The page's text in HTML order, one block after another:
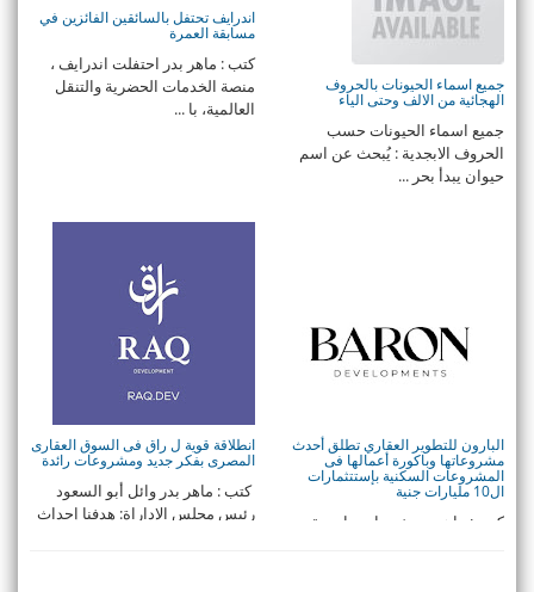
جميع اسماء الحيونات بالحروف
الهجائية من الالف وحتى الياء
جميع اسماء الحيونات حسب
الحروف الابجدية : يُبحث عن اسم
حيوان يبدأ بحر ...
اندرايف تحتفل بالسائقين الفائزين في
مسابقة العمرة
كتب : ماهر بدر احتفلت اندرايف ،
منصة الخدمات الحضرية والتنقل
العالمية، با ...
البارون للتطوير العقاري تطلق أحدث
مشروعاتها وباكورة أعمالها فى
المشروعات السكنية بإستتثمارات
ال10 مليارات جنية
كتب : ماهر بدرتغيير إستراتيجية
انطلاقة قوية ل راق فى السوق العقارى
المصرى بفكر جديد ومشروعات رائدة
كتب : ماهر بدر وائل أبو السعود
رئيس مجلس الإداراة: هدفنا إحداث